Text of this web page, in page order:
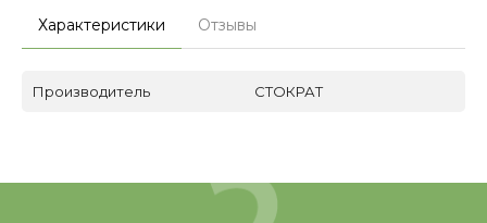
Характеристики Отзывы
Производитель СТОКРАТ